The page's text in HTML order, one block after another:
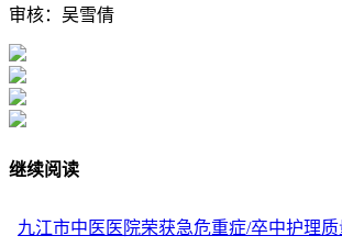
审核：吴雪倩
继续阅读
九江市中医医院荣获急危重症/卒中护理